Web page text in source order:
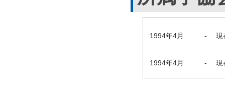
1994年4月 - 現
1994年4月 - 現